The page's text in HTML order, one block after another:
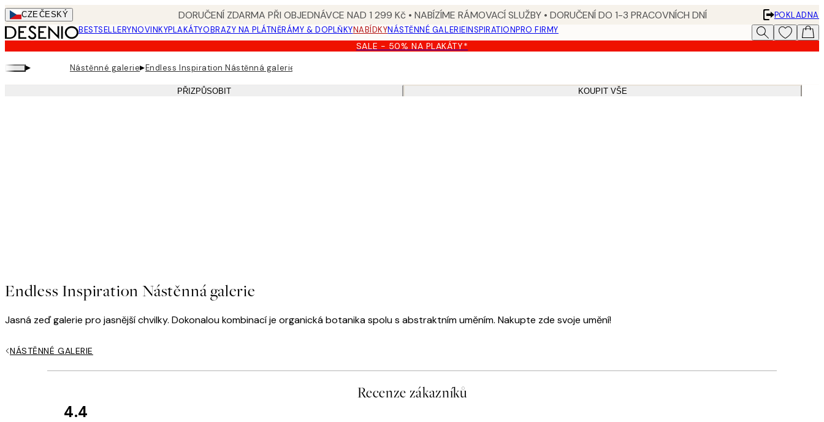
Skip
to
main
content.
CZEČESKÝ DORUČENÍ ZDARMA PŘI OBJEDNÁVCE NAD 1 299 Kč • NABÍZÍME RÁMOVACÍ SLUŽBY • DORUČENÍ DO 1-3 PRACOVNÍCH DNÍ
POKLADNA
BESTSELLERYNOVINKYPLAKÁTYOBRAZY NA PLÁTNĚRÁMY & DOPLŇKYNABÍDKYNÁSTĚNNÉ GALERIEINSPIRATIONPRO FIRMY
SALE - 50% NA PLAKÁTY*
▸ Nástěnné galerie▸Endless Inspiration Nástěnná galerie
PŘIZPŮSOBIT KOUPIT VŠE
Endless Inspiration Nástěnná galerie
Jasná zeď galerie pro jasnější chvilky. Dokonalou kombinací je organická botanika spolu s abstraktním uměním. Nakupte zde svoje umění!
NÁSTĚNNÉ GALERIE
Recenze zákazníků
4.4